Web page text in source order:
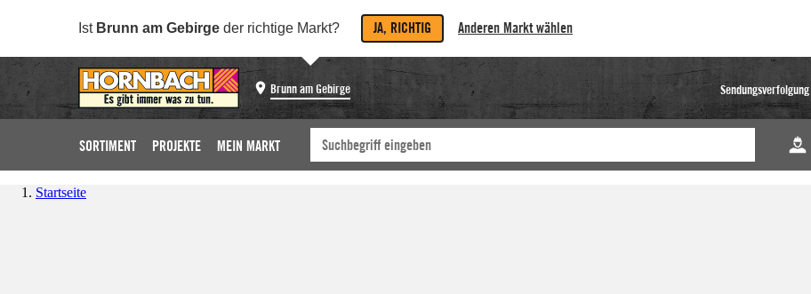
Ist Brunn am Gebirge der richtige Markt? JA, RICHTIG Anderen Markt wählen
Brunn am Gebirge Sendungsverfolgung
SORTIMENT PROJEKTE MEIN MARKT
Startseite